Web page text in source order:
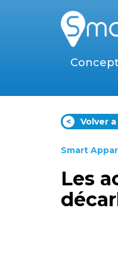
< Volver
Smart
Les